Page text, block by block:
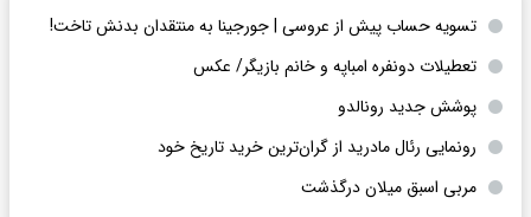
تسویه حساب پیش از عروسی | جورجینا به منتقدان بدنش تاخت!
تعطیلات دونفره امباپه و خانم بازیگر/ عکس
پوشش جدید رونالدو
رونمایی رئال مادرید از گران‌ترین خرید تاریخ خود
مربی اسبق میلان درگذشت